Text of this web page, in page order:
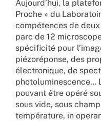
Aujourd’hui, la
Proche » du
compétences de
parc de 12
spécificité pour
piézoréponse, des
électronique, de
photoluminescence…
pouvant être opéré
sous vide, sous
température, in